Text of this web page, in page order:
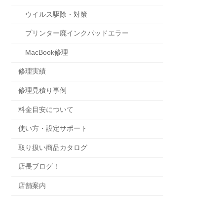
ウイルス駆除・対策
プリンター廃インクパッドエラー
MacBook修理
修理実績
修理見積り事例
料金目安について
使い方・設定サポート
取り扱い商品カタログ
店長ブログ！
店舗案内